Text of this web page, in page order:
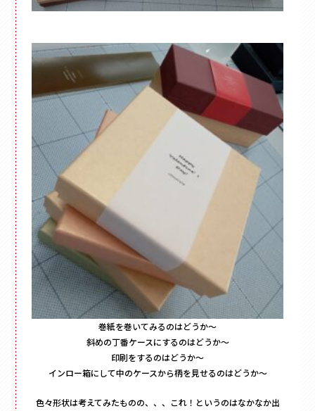
巻紙を巻いてみるのはどうか～
斜めの丁番ケースにするのはどうか～
印刷をするのはどうか～
インロー箱にして中のケースから柄を見せるのはどうか～
色々形状は考えてみたものの、、、これ！というのはなかなか出